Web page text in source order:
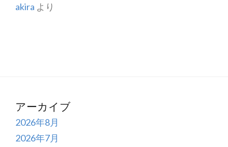
akira より
アーカイブ
2026年8月
2026年7月